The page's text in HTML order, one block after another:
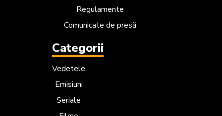
Regulamente
Comunicate de presă
Categorii
Vedetele
Emisiuni
Seriale